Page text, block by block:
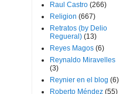
Raul Castro (266)
Religion (667)
Retratos (by Delio
Regueral) (13)
Reyes Magos (6)
Reynaldo Miravelles
(3)
Reynier en el blog (6)
Roberto Méndez (55)